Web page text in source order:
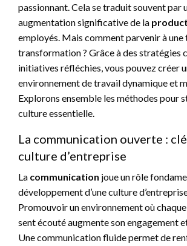
passionnant. Cela se traduit souvent par
augmentation significative de la
employés. Mais comment parvenir à une
transformation ? Grâce à des stratégies
initiatives réfléchies, vous pouvez créer
environnement de travail dynamique et
Explorons ensemble les méthodes pour
culture essentielle.
La communication ouverte :
culture d’entreprise
La communication joue un rôle
développement d’une culture
Promouvoir un environnement où
sent écouté augmente son engagement
Une communication fluide permet de